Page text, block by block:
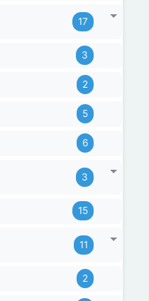
17
3
2
5
6
3
15
11
2